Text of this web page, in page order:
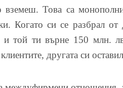
вземеш. Това са
Когато си се разбрал
и той ти върне 150 млн.
другата си